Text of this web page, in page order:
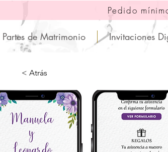
Pedido
Partes de Matrimonio Invitaciones
< Atrás